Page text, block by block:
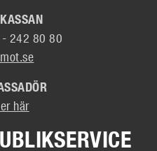
- 242 80 80
här